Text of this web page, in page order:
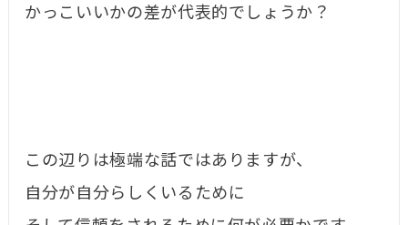
かっこいいかの差が代表的でしょうか？
この辺りは極端な話ではありますが、
自分が自分らしくいるために